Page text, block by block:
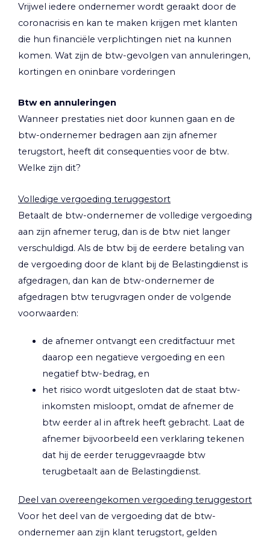
Vrijwel iedere ondernemer wordt geraakt door de
coronacrisis en kan te maken krijgen met klanten
die hun financiële verplichtingen niet na kunnen
komen. Wat zijn de btw-gevolgen van annuleringen,
kortingen en oninbare vorderingen
Btw en annuleringen
Wanneer prestaties niet door kunnen gaan en de
btw-ondernemer bedragen aan zijn afnemer
terugstort, heeft dit consequenties voor de btw.
Welke zijn dit?
Volledige vergoeding teruggestort
Betaalt de btw-ondernemer de volledige vergoeding
aan zijn afnemer terug, dan is de btw niet langer
verschuldigd. Als de btw bij de eerdere betaling van
de vergoeding door de klant bij de Belastingdienst is
afgedragen, dan kan de btw-ondernemer de
afgedragen btw terugvragen onder de volgende
voorwaarden:
de afnemer ontvangt een creditfactuur met
daarop een negatieve vergoeding en een
negatief btw-bedrag, en
het risico wordt uitgesloten dat de staat btw-
inkomsten misloopt, omdat de afnemer de
btw eerder al in aftrek heeft gebracht. Laat de
afnemer bijvoorbeeld een verklaring tekenen
dat hij de eerder teruggevraagde btw
terugbetaalt aan de Belastingdienst.
Deel van overeengekomen vergoeding teruggestort
Voor het deel van de vergoeding dat de btw-
ondernemer aan zijn klant terugstort, gelden